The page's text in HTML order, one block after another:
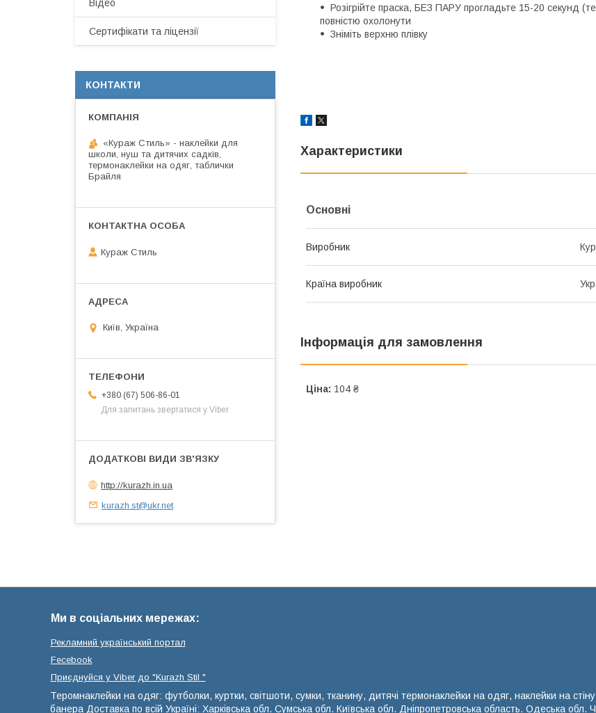
Розігрійте праска, БЕЗ ПАРУ прогладьте 15-20 секунд
повністю охолонути
Зніміть верхню плівку
Характеристики
Основні
Виробник
Країна виробник
Інформація для замовлення
Ціна: 104 ₴
Відео
Сертифікати та ліцензії
КОНТАКТИ
«Кураж Стиль» - наклейки для
школи, нуш та дитячих садків,
термонаклейки на одяг, таблички
Брайля
Кураж Стиль
Київ, Україна
+380 (67) 506-86-01
Для запитань звертатися у Viber
http://kurazh.in.ua
kurazh.st@ukr.net
Ми в соціальних мережах:
Рекламний український портал
Fecebook
Приєднуйся у Viber до ⁨"Kurazh Stil "
Теромнаклейки на одяг: футболки, куртки, світшоти, сумки, тканину, дитячі термонаклейки на одяг, наклейки на
банера Доставка по всій Україні: Харківська обл. Сумська обл. Київська обл. Дніпропетровська область. Одеська обл.